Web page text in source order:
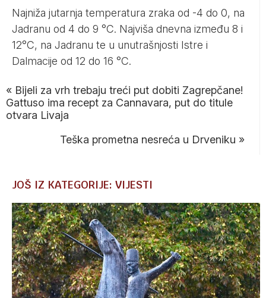
Najniža jutarnja temperatura zraka od -4 do 0, na
Jadranu od 4 do 9 °C. Najviša dnevna između 8 i
12°C, na Jadranu te u unutrašnjosti Istre i
Dalmacije od 12 do 16 °C.
« Bijeli za vrh trebaju treći put dobiti Zagrepčane!
Gattuso ima recept za Cannavara, put do titule
otvara Livaja
Teška prometna nesreća u Drveniku »
JOŠ IZ KATEGORIJE: VIJESTI